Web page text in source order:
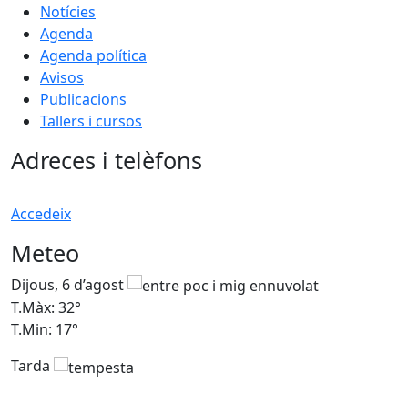
Notícies
Agenda
Agenda política
Avisos
Publicacions
Tallers i cursos
Adreces i telèfons
Accedeix
Meteo
Dijous, 6 d’agost
T.Màx: 32°
T.Min: 17°
Tarda